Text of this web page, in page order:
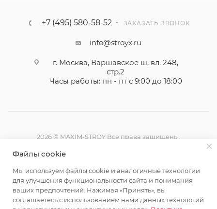
+7 (495) 580-58-52 ЗАКАЗАТЬ ЗВОНОК
info@stroyx.ru
г. Москва, Варшавское ш, вл. 248,
стр.2
Часы работы: пн - пт с 9:00 до 18:00
2026 © MAXIM-STROY Все права защищены.
офертой определяемой положениями Статьи 437
Гражданского кодекса Российской Федерации.
Политика конфиденциальности
Файлы cookie
Мы используем файлы cookie и аналогичные технологии
для улучшения функциональности сайта и понимания
ваших предпочтений. Нажимая «Принять», вы
соглашаетесь с использованием нами данных технологий